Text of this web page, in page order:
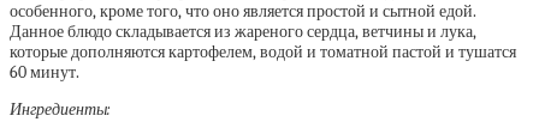
особенного, кроме того, что оно является простой и сытной едой.
Данное блюдо складывается из жареного сердца, ветчины и лука,
которые дополняются картофелем, водой и томатной пастой и тушатся
60 минут.
Ингредиенты: